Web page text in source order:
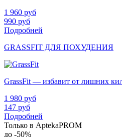
1 960 руб
990 руб
Подробней
GRASSFIT ДЛЯ ПОХУДЕНИЯ
GrassFit — избавит от лишних
1 980 руб
147 руб
Подробней
Только в AptekaPROM
до -50%